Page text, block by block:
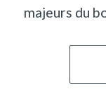
majeurs du